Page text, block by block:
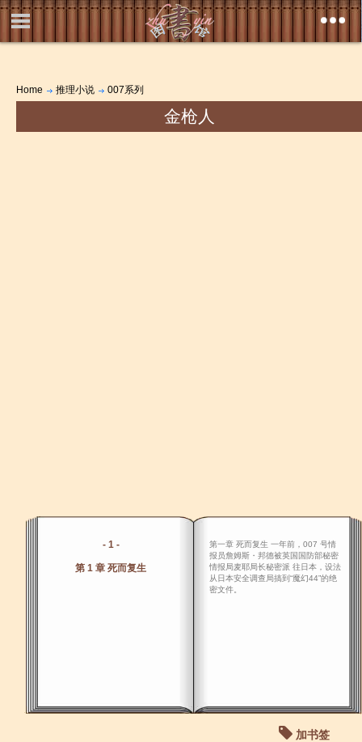
Home 推理小说 007系列
金枪人
- 1 -
第 1 章 死而复生
第一章 死而复生 一年前，007 号情
报员詹姆斯・邦德被英国国防部秘密
情报局麦耶局长秘密派 往日本，设法
从日本安全调查局搞到“魔幻44”的绝
密文件。
加书签